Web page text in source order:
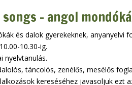
– angol
és dalok gyerekeknek, anyanyelvi
10.30-ig.
nyelvtanulás.
táncolós, zenélős, mesélős
kereséséhez javasoljuk ezt